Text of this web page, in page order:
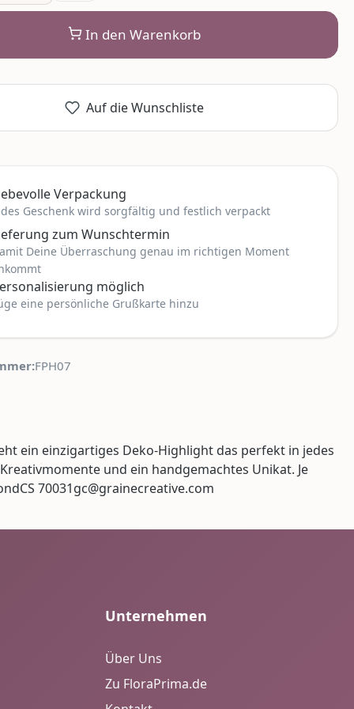
In den Warenkorb
Auf die Wunschliste
Verpackung
Geschenk wird sorgfältig und festlich verpackt
zum Wunschtermin
Deine Überraschung genau im richtigen Moment
möglich
eine persönliche Grußkarte hinzu
FPH07
ein einzigartiges Deko-Highlight das perfekt in jedes
und ein handgemachtes Unikat. Je
70031gc@grainecreative.com
Unternehmen
Über Uns
Zu FloraPrima.de